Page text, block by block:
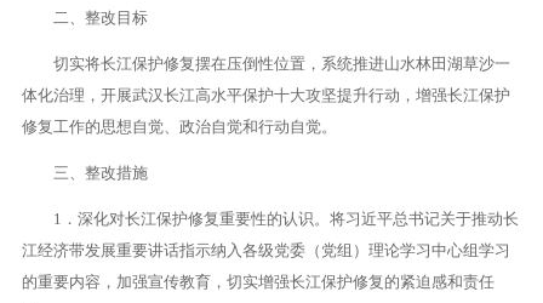
二、整改目标
切实将长江保护修复摆在压倒性位置，系统推进山水林田湖草沙一
体化治理，开展武汉长江高水平保护十大攻坚提升行动，增强长江保护
修复工作的思想自觉、政治自觉和行动自觉。
三、整改措施
1．深化对长江保护修复重要性的认识。将习近平总书记关于推动长
江经济带发展重要讲话指示纳入各级党委（党组）理论学习中心组学习
的重要内容，加强宣传教育，切实增强长江保护修复的紧迫感和责任